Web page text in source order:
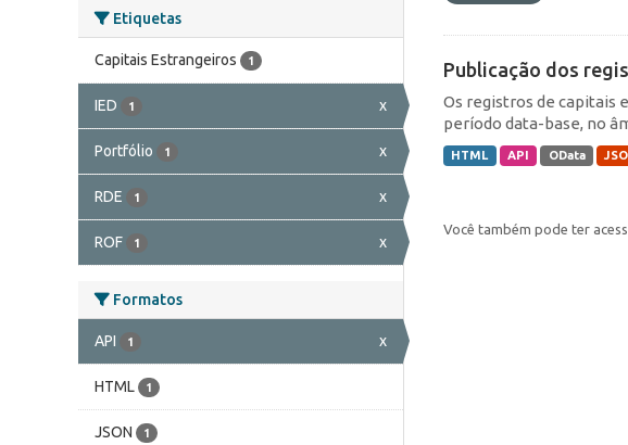
Etiquetas
Capitais Estrangeiros 1
IED 1 x
Portfólio 1 x
RDE 1 x
ROF 1 x
Formatos
API 1 x
HTML 1
JSON 1
Publicação dos
Os registros de capitais
período data-base, no
HTML API OData
Você também pode ter